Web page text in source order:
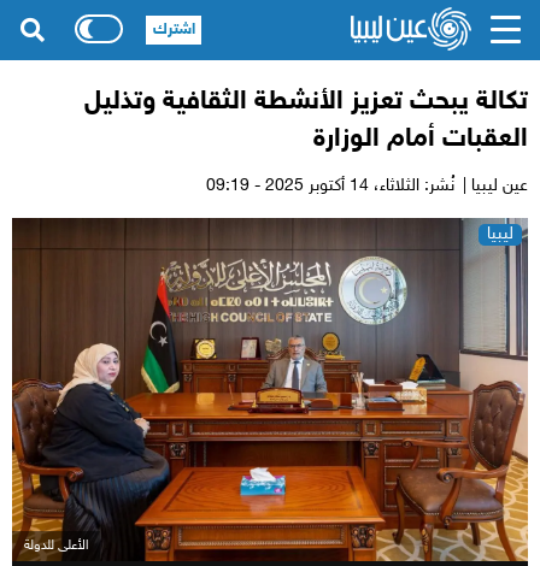
تكالة يبحث تعزيز الأنشطة الثقافية وتذليل
العقبات أمام الوزارة
عين ليبيا | نُشر: الثلاثاء،
ليبيا
الأعلى للدولة
اشترك